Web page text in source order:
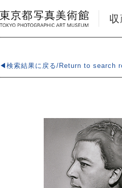
◀検索結果に戻る/Return to search